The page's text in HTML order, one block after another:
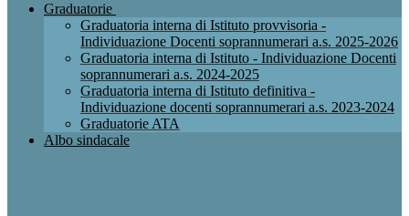
Graduatorie
Graduatoria interna di Istituto provvisoria -
Individuazione Docenti soprannumerari a.s. 2025-2026
Graduatoria interna di Istituto - Individuazione Docenti
soprannumerari a.s. 2024-2025
Graduatoria interna di Istituto definitiva -
Individuazione docenti soprannumerari a.s. 2023-2024
Graduatorie ATA
Albo sindacale